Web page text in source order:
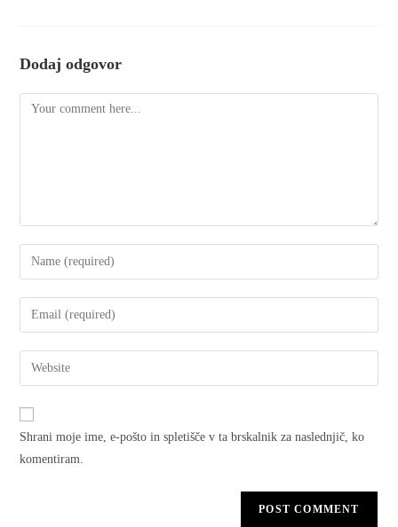
Dodaj odgovor
Shrani moje ime, e-pošto in spletišče v ta brskalnik za naslednjič, ko
komentiram.